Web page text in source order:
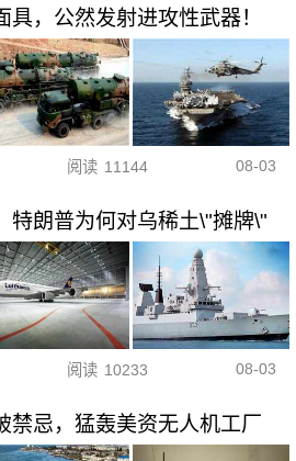
，公然发射进攻性武器！
阅读 11144 08-03
特朗普为何对乌稀土\"摊牌\"
阅读 10233 08-03
忌，猛轰美资无人机工厂